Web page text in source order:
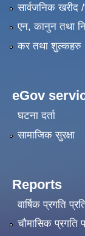
सार्वजनिक खरीद
एन, कानुन तथा
कर तथा शुल्कहरु
eGov
घटना दर्ता
सामाजिक सुरक्षा
Reports
वार्षिक प्रगति
चौमासिक प्रगति